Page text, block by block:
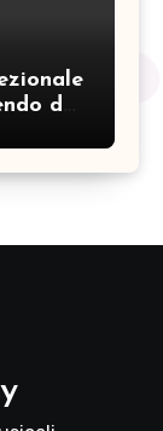
da